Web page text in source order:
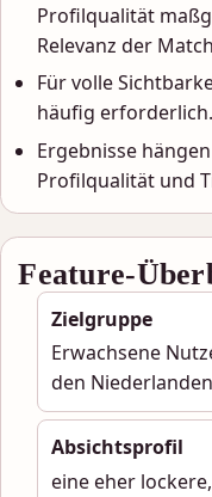
Profilqualität
Relevanz der
Für volle
häufig erforderlich.
Ergebnisse
Profilqualität und
Feature-
Zielgruppe
Erwachsene
den
Absichtsprofil
eine eher